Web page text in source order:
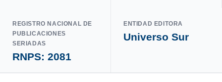
REGISTRO NACIONAL DE
PUBLICACIONES
SERIADAS
RNPS: 2081
ENTIDAD EDITORA
Universo Sur